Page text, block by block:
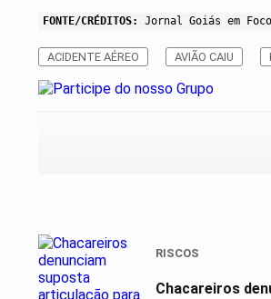
FONTE/CRÉDITOS: Jornal Goiás em Foco
ACIDENTE AÉREO AVIÃO CAIU
RISCOS
Chacareiros